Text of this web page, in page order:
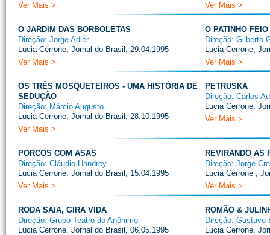
Ver Mais >
Ver Mais >
O JARDIM DAS BORBOLETAS
Direção: Jorge Adler
Lucia Cerrone, Jornal do Brasil, 29.04.1995
Ver Mais >
O PATINHO FEIO
Direção: Gilberto
Lucia Cerrone,
Ver Mais >
OS TRÊS MOSQUETEIROS - UMA HISTÓRIA DE
SEDUÇÃO
Direção: Márcio Augusto
Lucia Cerrone, Jornal do Brasil, 28.10.1995
Ver Mais >
PETRUSKA
Direção: Carlos
Lucia Cerrone,
Ver Mais >
PORCOS COM ASAS
Direção: Cláudio Handrey
Lucia Cerrone, Jornal do Brasil, 15.04.1995
Ver Mais >
REVIRANDO AS
Direção: Jorge
Lucia Cerrone ,
Ver Mais >
RODA SAIA, GIRA VIDA
Direção: Grupo Teatro do Anônimo
Lucia Cerrone, Jornal do Brasil, 06.05.1995
ROMÃO &
Direção: Gustavo
Lucia Cerrone,